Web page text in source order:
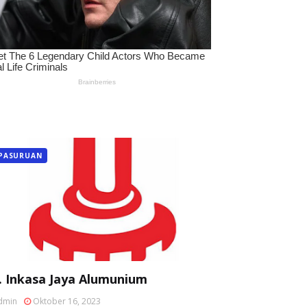
Inkasa Jaya Alumunium
Oktober 16, 2023